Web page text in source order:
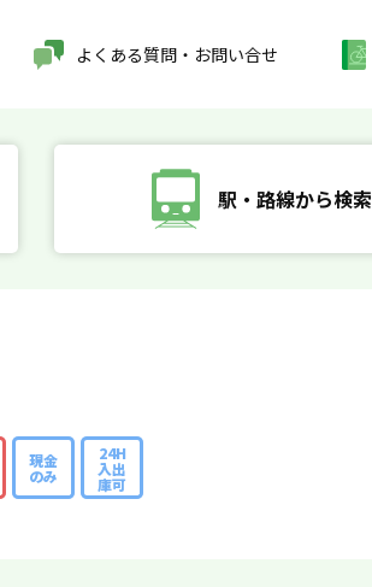
よくある質問・お問い合せ
駅・路線から検索
現金
のみ
24H
入出
庫可